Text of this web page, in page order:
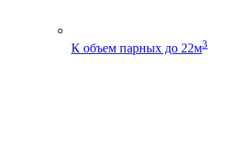
К объем парных до 22м3